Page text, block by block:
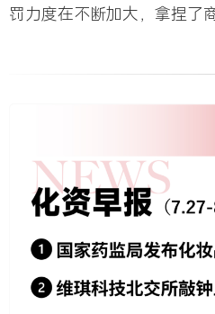
罚力度在不断加大，拿捏了商